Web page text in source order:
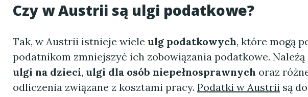
Czy w Austrii są ulgi podatkowe?
Tak, w Austrii istnieje wiele ulg podatkowych, które mogą
podatnikom zmniejszyć ich zobowiązania podatkowe. Należą
ulgi na dzieci, ulgi dla osób niepełnosprawnych oraz
odliczenia związane z kosztami pracy. Podatki w Austrii są